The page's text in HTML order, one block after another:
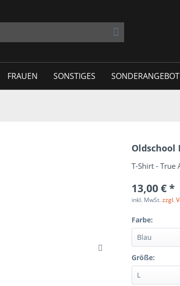
FRAUEN SONSTIGES
Oldschool
T-Shirt - True
13,00 € *
inkl. MwSt.zzgl.
Farbe:
Größe: